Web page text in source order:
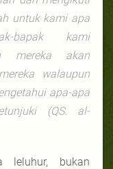
untuk kami apa
bapak kami
mereka akan
walaupun
apa-apa
(QS. al-
leluhur, bukan